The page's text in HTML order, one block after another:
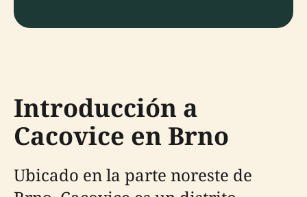
Introducción a
Cacovice en Brno
Ubicado en la parte noreste de